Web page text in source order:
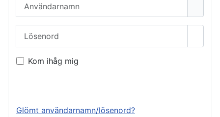
Kom ihåg mig
Glömt användarnamn/lösenord?